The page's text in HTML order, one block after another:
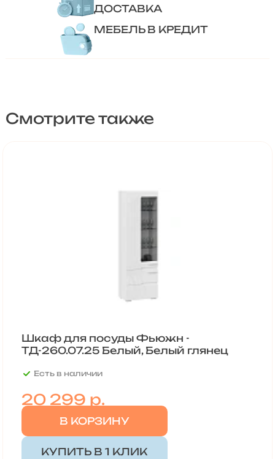
ДОСТАВКА
МЕБЕЛЬ В КРЕДИТ
Смотрите также
Шкаф для посуды Фьюжн -
ТД-260.07.25 Белый, Белый глянец
Есть в наличии
20 299 р.
В КОРЗИНУ
КУПИТЬ В 1 КЛИК